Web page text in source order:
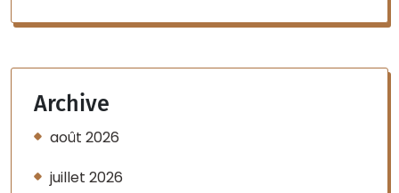
Archive
août 2026
juillet 2026